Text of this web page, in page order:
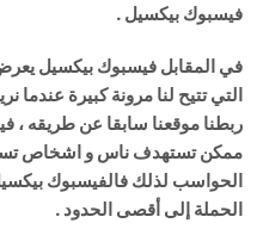
فيسبوك بيكسيل .
في المقابل فيسبوك بيكسيل يعرض
التي تتيح لنا مرونة كبيرة عندما
ربطنا موقعنا سابقا عن طريقه ،
ممكن تستهدف ناس و اشخاص
الحواسب لذلك فالفيسبوك
الحملة إلى أقصى الحدود .